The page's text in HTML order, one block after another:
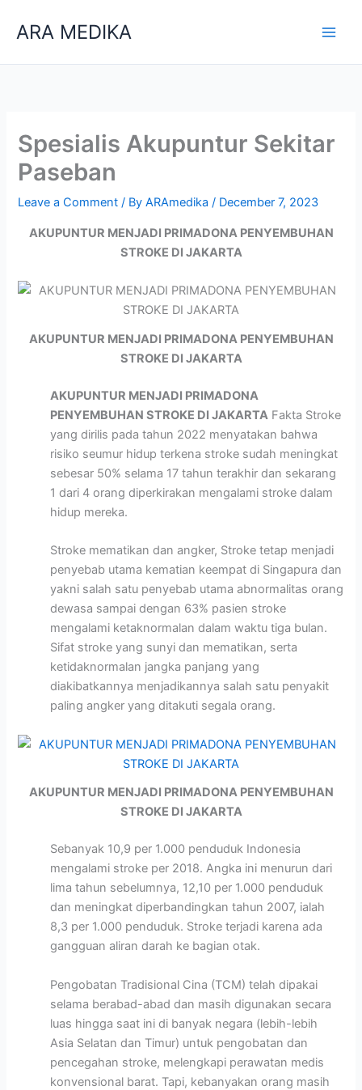
ARA MEDIKA
Spesialis Akupuntur Sekitar
Paseban
Leave a Comment / ByARAmedika/ December 7, 2023
AKUPUNTUR MENJADI PRIMADONA PENYEMBUHAN
STROKE DI JAKARTA
AKUPUNTUR MENJADI PRIMADONA PENYEMBUHAN
STROKE DI JAKARTA
AKUPUNTUR MENJADI PRIMADONA
PENYEMBUHAN STROKE DI JAKARTA Fakta Stroke
yang dirilis pada tahun 2022 menyatakan bahwa
risiko seumur hidup terkena stroke sudah meningkat
sebesar 50% selama 17 tahun terakhir dan sekarang
1 dari 4 orang diperkirakan mengalami stroke dalam
hidup mereka.
Stroke mematikan dan angker, Stroke tetap menjadi
penyebab utama kematian keempat di Singapura dan
yakni salah satu penyebab utama abnormalitas orang
dewasa sampai dengan 63% pasien stroke
mengalami ketaknormalan dalam waktu tiga bulan.
Sifat stroke yang sunyi dan mematikan, serta
ketidaknormalan jangka panjang yang
diakibatkannya menjadikannya salah satu penyakit
paling angker yang ditakuti segala orang.
AKUPUNTUR MENJADI PRIMADONA PENYEMBUHAN
STROKE DI JAKARTA
Sebanyak 10,9 per 1.000 penduduk Indonesia
mengalami stroke per 2018. Angka ini menurun dari
lima tahun sebelumnya, 12,10 per 1.000 penduduk
dan meningkat diperbandingkan tahun 2007, ialah
8,3 per 1.000 penduduk. Stroke terjadi karena ada
gangguan aliran darah ke bagian otak.
Pengobatan Tradisional Cina (TCM) telah dipakai
selama berabad-abad dan masih digunakan secara
luas hingga saat ini di banyak negara (lebih-lebih
Asia Selatan dan Timur) untuk pengobatan dan
pencegahan stroke, melengkapi perawatan medis
konvensional barat. Tapi, kebanyakan orang masih